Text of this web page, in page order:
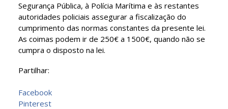
Segurança Pública, à Polícia Marítima e às restantes
autoridades policiais assegurar a fiscalização do
cumprimento das normas constantes da presente lei.
As coimas podem ir de 250€ a 1500€, quando não se
cumpra o disposto na lei.
Partilhar:
Facebook
Pinterest